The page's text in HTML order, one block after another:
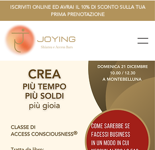
ISCRIVITI ONLINE ED AVRAI IL 10% DI SCONTO SULLA TUA
PRIMA PRENOTAZIONE